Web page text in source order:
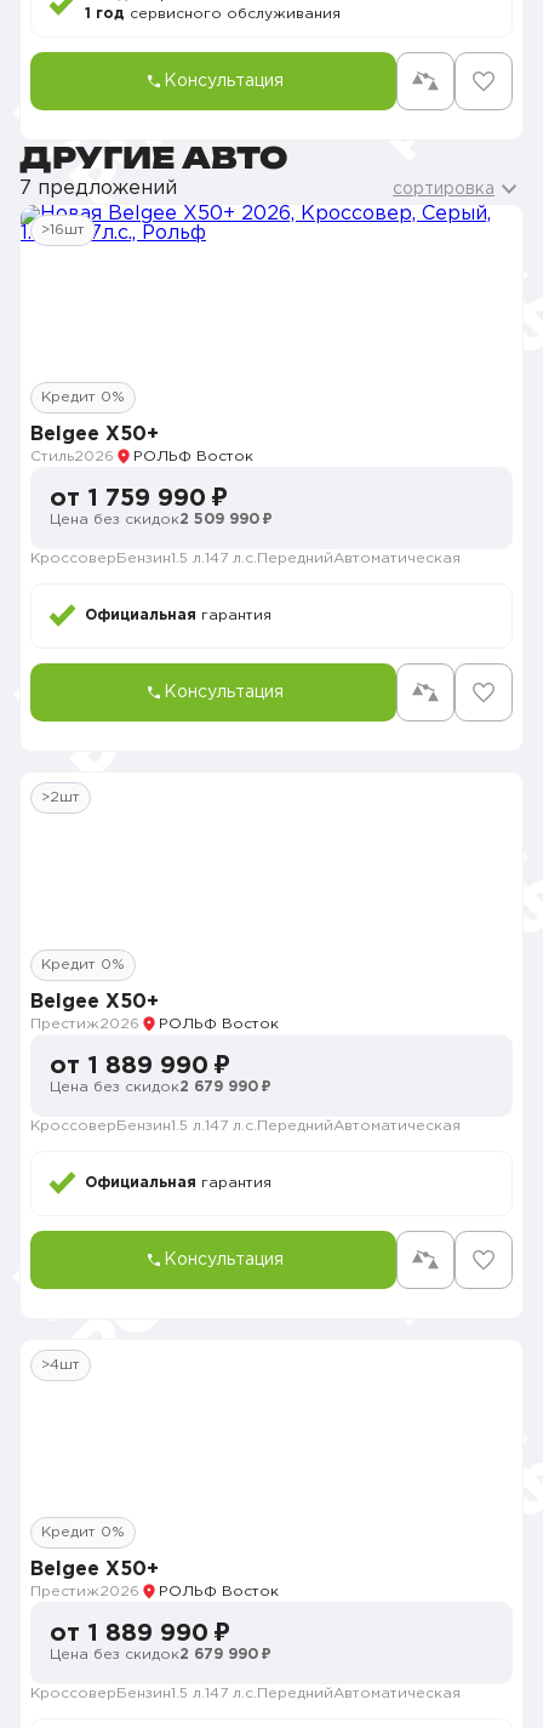
1 год сервисного обслуживания
Консультация
ДРУГИЕ АВТО
7 предложений сортировка
>16шт
Кредит 0%
Belgee X50+
Стиль2026 РОЛЬФ Восток
от 1 759 990 ₽
Цена без скидок2 509 990 ₽
Кроссовер Бензин1.5 л. 147 л.с. ПереднийАвтоматическая
Официальная гарантия
Консультация
>2шт
Кредит 0%
Belgee X50+
Престиж2026 РОЛЬФ Восток
от 1 889 990 ₽
Цена без скидок2 679 990 ₽
Кроссовер Бензин1.5 л. 147 л.с. ПереднийАвтоматическая
Официальная гарантия
Консультация
>4шт
Кредит 0%
Belgee X50+
Престиж2026 РОЛЬФ Восток
от 1 889 990 ₽
Цена без скидок2 679 990 ₽
Кроссовер Бензин1.5 л. 147 л.с. ПереднийАвтоматическая